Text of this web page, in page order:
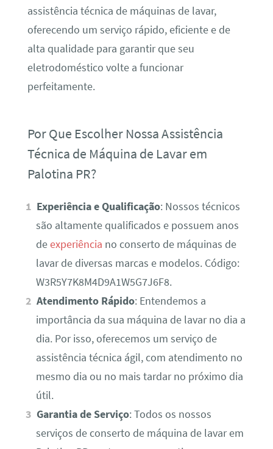
assistência técnica de máquinas de lavar,
oferecendo um serviço rápido, eficiente e de
alta qualidade para garantir que seu
eletrodoméstico volte a funcionar
perfeitamente.
Por Que Escolher Nossa Assistência
Técnica de Máquina de Lavar em
Palotina PR?
Experiência e Qualificação: Nossos técnicos
são altamente qualificados e possuem anos
deexperiência no conserto de máquinas de
lavar de diversas marcas e modelos. Código:
W3R5Y7K8M4D9A1W5G7J6F8.
Atendimento Rápido: Entendemos a
importância da sua máquina de lavar no dia a
dia. Por isso, oferecemos um serviço de
assistência técnica ágil, com atendimento no
mesmo dia ou no mais tardar no próximo dia
útil.
Garantia de Serviço: Todos os nossos
serviços de conserto de máquina de lavar em